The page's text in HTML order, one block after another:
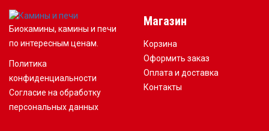
Биокамины, камины и печи
по интересным ценам.
Политика
конфиденциальности
Согласие на обработку
персональных данных
Магазин
Корзина
Оформить заказ
Оплата и доставка
Контакты